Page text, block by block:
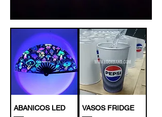
ABANICOS LED VASOS FRIDGE